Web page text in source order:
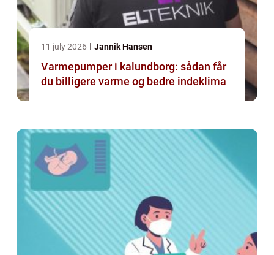
11 july 2026 Jannik Hansen
Varmepumper i kalundborg: sådan får
du billigere varme og bedre indeklima